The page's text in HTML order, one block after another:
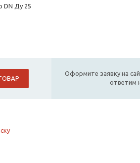
DN Ду 25
Оформите заявку на
ответим